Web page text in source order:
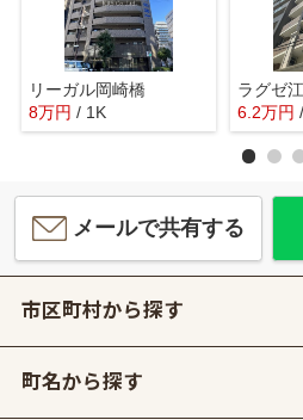
リーガル岡崎橋
8万円 / 1K
ラグゼ
6.2万円
メールで共有する
市区町村から探す
町名から探す